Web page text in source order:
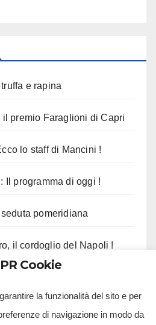
e rapina
premio Faraglioni di Capri
lo staff di Mancini !
Il programma di oggi !
pomeridiana
il cordoglio del Napoli !
Cookie
la funzionalità del sito e per
di navigazione in modo da